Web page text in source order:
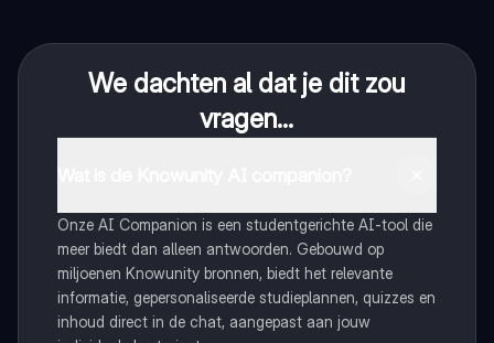
We dachten al dat je dit zou
vragen...
Onze AI Companion is een studentgerichte AI-tool die
meer biedt dan alleen antwoorden. Gebouwd op
miljoenen Knowunity bronnen, biedt het relevante
informatie, gepersonaliseerde studieplannen, quizzes en
inhoud direct in de chat, aangepast aan jouw